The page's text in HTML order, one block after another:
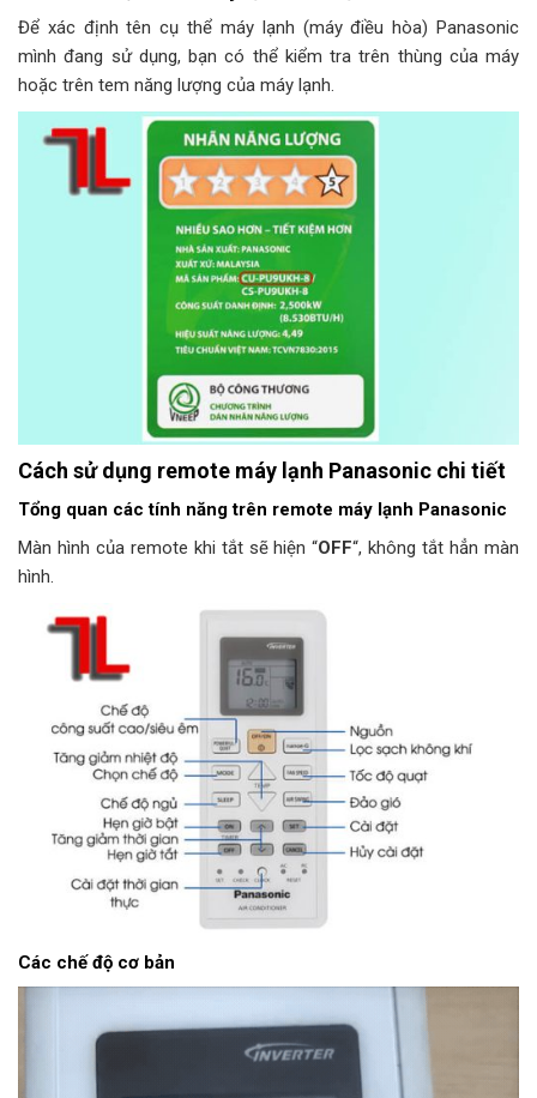
Để xác định tên cụ thể máy lạnh (máy điều hòa) Panasonic
mình đang sử dụng, bạn có thể kiểm tra trên thùng của máy
hoặc trên tem năng lượng của máy lạnh.
Cách sử dụng remote máy lạnh Panasonic chi tiết
Tổng quan các tính năng trên remote máy lạnh Panasonic
Màn hình của remote khi tắt sẽ hiện “OFF“, không tắt hẳn màn
hình.
Các chế độ cơ bản